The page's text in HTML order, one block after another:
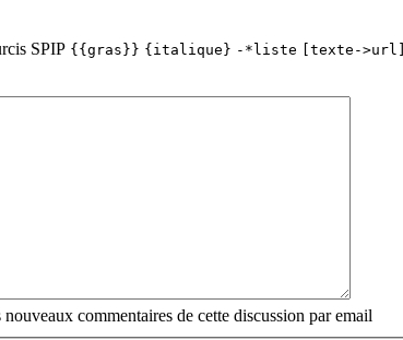
SPIP {{gras}} {italique} -*liste [texte->url]
commentaires de cette discussion par email